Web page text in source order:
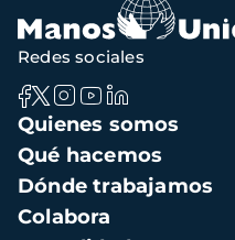
Navegación
principal
Quienes somos
Qué hacemos
Dónde trabajamos
Colabora
Redes sociales